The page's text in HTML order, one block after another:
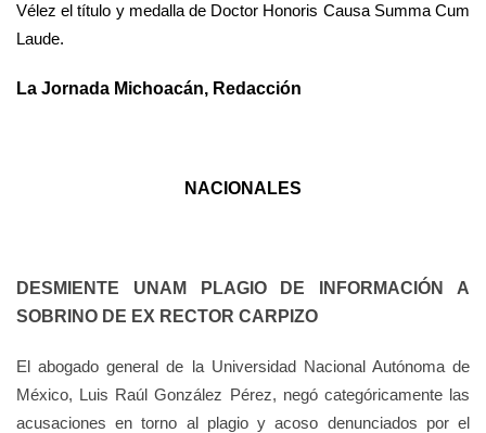
Vélez el título y medalla de Doctor Honoris Causa Summa Cum
Laude.
La Jornada Michoacán, Redacción
NACIONALES
DESMIENTE UNAM PLAGIO DE INFORMACIÓN A
SOBRINO DE EX RECTOR CARPIZO
El abogado general de la Universidad Nacional Autónoma de
México, Luis Raúl González Pérez, negó categóricamente las
acusaciones en torno al plagio y acoso denunciados por el